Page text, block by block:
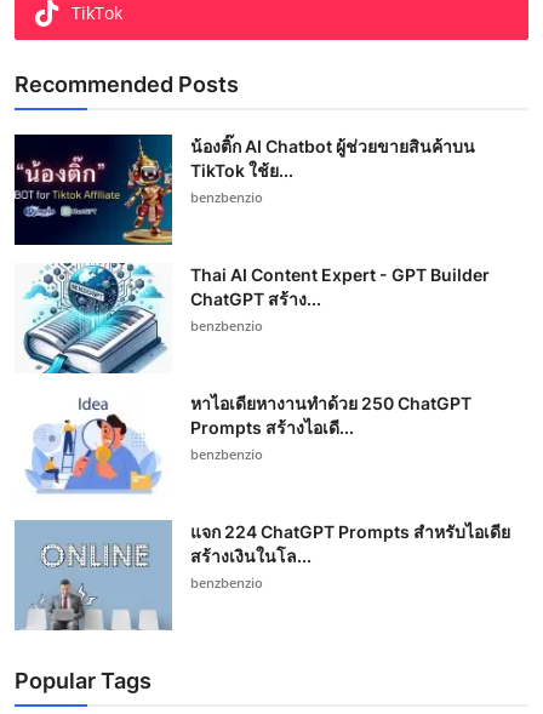
TikTok
Recommended Posts
น้องติ๊ก AI Chatbot ผู้ช่วยขายสินค้าบน
TikTok ใช้ย...
benzbenzio
Thai AI Content Expert - GPT Builder
ChatGPT สร้าง...
benzbenzio
หาไอเดียหางานทำด้วย 250 ChatGPT
Prompts สร้างไอเดี...
benzbenzio
แจก 224 ChatGPT Prompts สำหรับไอเดีย
สร้างเงินในโล...
benzbenzio
Popular Tags